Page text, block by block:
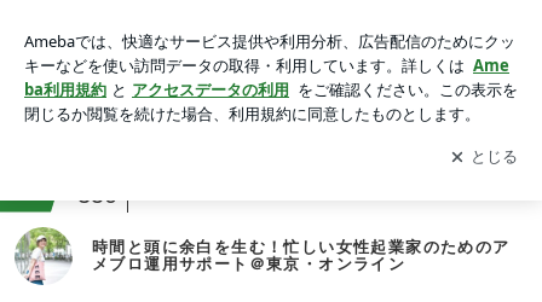
用サポート＠東京・オンライン
アプリをダウンロードして ブログの更新通知
を受け取りまし
ょう。
開く
350
時間と頭に余白を生む！忙しい女性起業家のためのア
メブロ運用サポート＠東京・オンライン